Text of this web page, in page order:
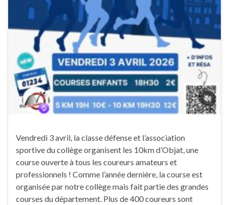
Vendredi 3 avril, la classe défense et l’association
sportive du collège organisent les 10km d’Objat, une
course ouverte à tous les coureurs amateurs et
professionnels ! Comme l’année dernière, la course est
organisée par notre collège mais fait partie des grandes
courses du département. Plus de 400 coureurs sont